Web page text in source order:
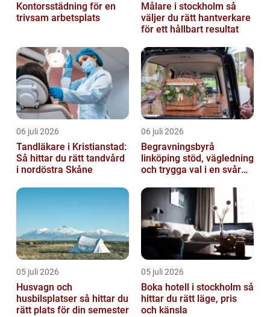
Kontorsstädning för en
trivsam arbetsplats
Målare i stockholm så
väljer du rätt hantverkare
för ett hållbart resultat
06 juli 2026
Tandläkare i Kristianstad:
Så hittar du rätt tandvård
i nordöstra Skåne
06 juli 2026
Begravningsbyrå
linköping stöd, vägledning
och trygga val i en svår
05 juli 2026
Husvagn och
husbilsplatser så hittar du
rätt plats för din semester
05 juli 2026
Boka hotell i stockholm så
hittar du rätt läge, pris
och känsla